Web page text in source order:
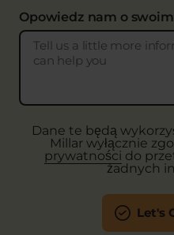
Opowiedz nam o
Dane te będą
Millar wyłącznie
prywatności do
żadnych
Let's